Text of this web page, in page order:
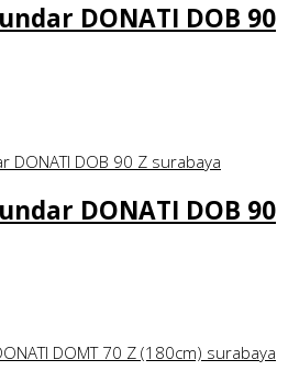
DONATI DOB 90
DONATI DOB 90